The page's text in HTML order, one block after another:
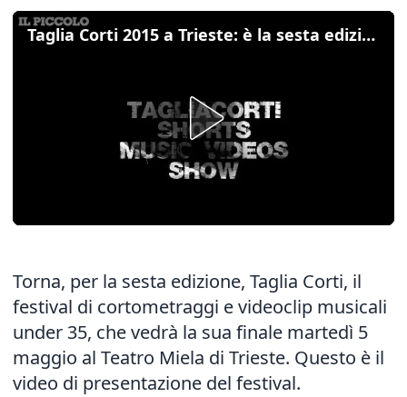
Taglia Corti 2015 a Trieste: è la sesta edizione
Torna, per la sesta edizione, Taglia Corti, il
festival di cortometraggi e videoclip musicali
under 35, che vedrà la sua finale martedì 5
maggio al Teatro Miela di Trieste. Questo è il
video di presentazione del festival.